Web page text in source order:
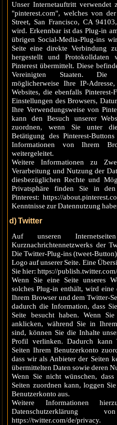
Unser Internetauftritt verwendet
"pinterest.com", welches von
Street, San Francisco, CA
wird. Erkennbar ist das Plug-in
übrigen Social-Media-Plug-ins
Seite eine direkte Verbindung
hergestellt und
Pinterest übermittelt. Diese
Vereinigten Staaten. Die
möglicherweise Ihre IP-
Websites, die ebenfalls
Einstellungen des Browsers,
Ihre Verwendungsweise von
kann den Besuch unserer
zuordnen, wenn Sie unter
Betätigung des Pinterest-
Informationen von Ihrem
weitergeleitet.
Weitere Informationen zu
Verarbeitung und Nutzung der
diesbezüglichen Rechte und
Privatsphäre finden Sie in den
Pinterest: https://
Kenntnisse zur Datennutzung
d) Twitter
Auf unseren
Kurznachrichtennetzwerks der
Die Twitter-Plug-ins (tweet-
Logo auf unserer Seite. Eine
Sie hier: https://
Wenn Sie eine Seite unseres
solches Plug-in enthält, wird
Ihrem Browser und dem Twitter-
dadurch die Information, dass
Seite besucht haben. Wenn
anklicken, während Sie in
sind, können Sie die Inhalte
Profil verlinken. Dadurch kann
Seiten Ihrem Benutzerkonto
dass wir als Anbieter der Seiten
übermittelten Daten sowie deren
Wenn Sie nicht wünschen,
Seiten zuordnen kann, loggen
Benutzerkonto aus.
Weitere Informationen
https://twitter.com/de/privacy.